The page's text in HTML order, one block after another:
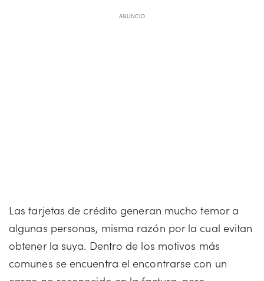
ANUNCIO
Las tarjetas de crédito generan mucho temor a
algunas personas, misma razón por la cual evitan
obtener la suya. Dentro de los motivos más
comunes se encuentra el encontrarse con un